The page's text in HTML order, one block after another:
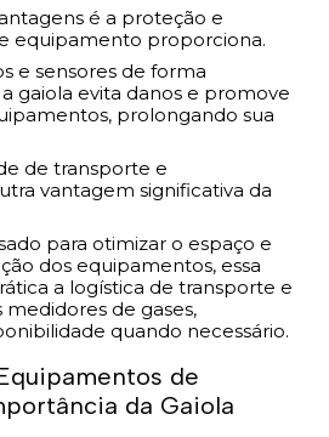
é a proteção e
equipamento proporciona.
e sensores de forma
gaiola evita danos e promove
prolongando sua
de transporte e
vantagem significativa da
para otimizar o espaço e
dos equipamentos, essa
a logística de transporte e
de gases,
quando necessário.
de
da Gaiola